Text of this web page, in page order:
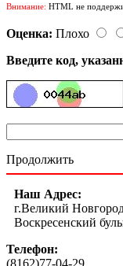
Внимание: HTML не
Оценка: Плохо
Введите код,
Продолжить
Наш Адрес:
г.Великий
Воскресенский
Телефон:
(8162)77-04-29